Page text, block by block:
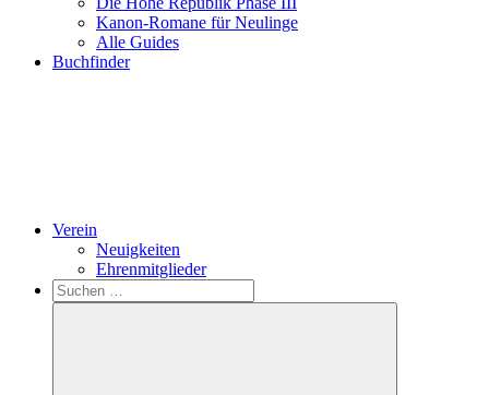
Kanon-Romane für Neulinge
Alle Guides
Buchfinder
Verein
Neuigkeiten
Ehrenmitglieder
Search
Suchen
nach: